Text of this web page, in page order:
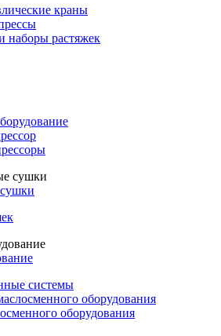
краны
наборы растяжек
системы
оборудования
оборудования